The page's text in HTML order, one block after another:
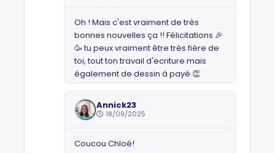
Oh ! Mais c'est vraiment de très
bonnes nouvelles ça !! Félicitations 🎉
🥳 tu peux vraiment être très fière de
toi, tout ton travail d'ecriture mais
également de dessin à payé 👏
Annick23
18/09/2025
Coucou Chloé!